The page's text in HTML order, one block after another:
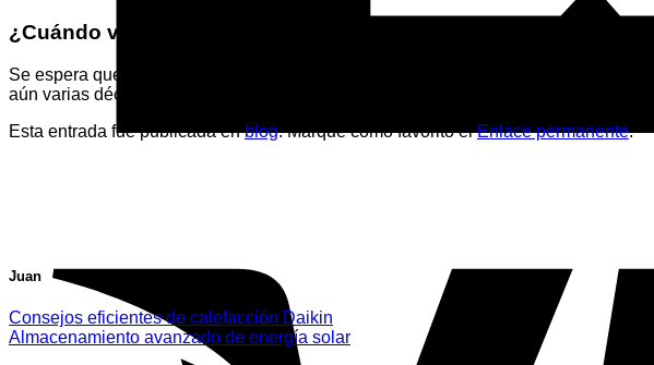
¿Cuándo veremos aviones de pasajeros 100% eléctricos?
Se espera que los primeros vuelos comerciales en avionetas eléctricas de corta
aún varias décadas de innovación en baterías.
Esta entrada fue publicada enblog. Marque como favorito elEnlace permanente.
Juan
Consejos eficientes de calefacción Daikin
Almacenamiento avanzado de energía solar